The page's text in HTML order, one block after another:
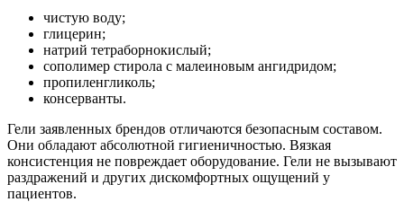
чистую воду;
глицерин;
натрий тетраборнокислый;
сополимер стирола с малеиновым ангидридом;
пропиленгликоль;
консерванты.
Гели заявленных брендов отличаются безопасным составом.
Они обладают абсолютной гигиеничностью. Вязкая
консистенция не повреждает оборудование. Гели не вызывают
раздражений и других дискомфортных ощущений у
пациентов.